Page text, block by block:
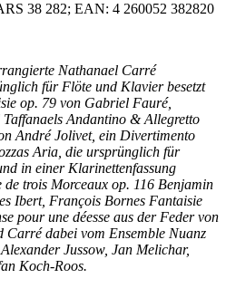
38 282; EAN: 4 260052 382820
Nathanael Carré
für Flöte und Klavier besetzt
op. 79 von Gabriel Fauré,
Andantino & Allegretto
André Jolivet, ein Divertimento
Aria, die ursprünglich für
in einer Klarinettenfassung
de trois Morceaux op. 116 Benjamin
Ibert, François Bornes Fantaisie
pour une déesse aus der Feder von
dabei vom Ensemble Nuanz
Jussow, Jan Melichar,
Koch-Roos.